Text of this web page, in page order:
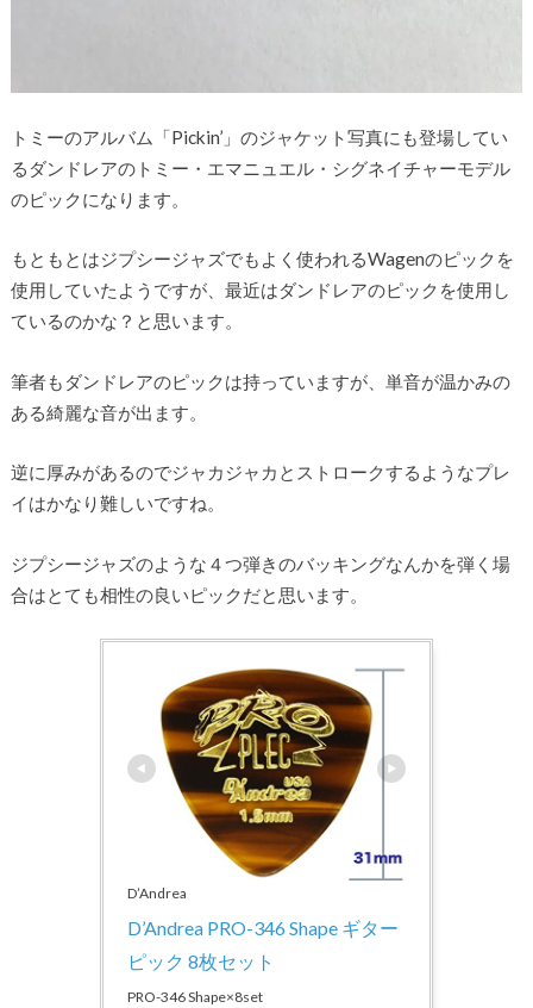
トミーのアルバム「Pickin’」のジャケット写真にも登場してい
るダンドレアのトミー・エマニュエル・シグネイチャーモデル
のピックになります。
もともとはジプシージャズでもよく使われるWagenのピックを
使用していたようですが、最近はダンドレアのピックを使用し
ているのかな？と思います。
筆者もダンドレアのピックは持っていますが、単音が温かみの
ある綺麗な音が出ます。
逆に厚みがあるのでジャカジャカとストロークするようなプレ
イはかなり難しいですね。
ジプシージャズのような４つ弾きのバッキングなんかを弾く場
合はとても相性の良いピックだと思います。
D’Andrea
D’Andrea PRO-346 Shape ギター
ピック 8枚セット
PRO-346 Shape×8set